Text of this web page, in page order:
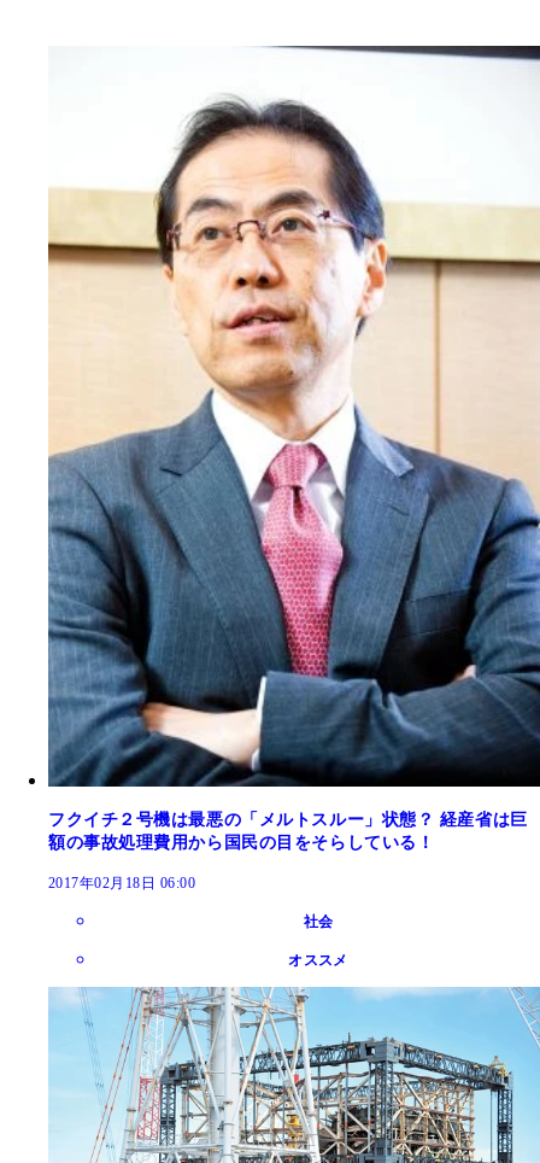
フクイチ２号機は最悪の「メルトスルー」状態？ 経産省は巨
額の事故処理費用から国民の目をそらしている！
2017年02月18日 06:00
社会
オススメ